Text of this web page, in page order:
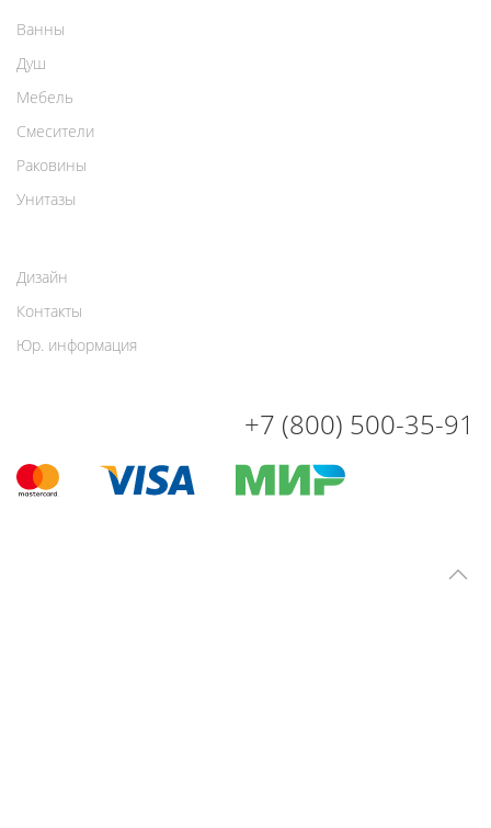
Ванны
Душ
Мебель
Смесители
Раковины
Унитазы
Дизайн
Контакты
Юр. информация
+7 (800) 500-35-91